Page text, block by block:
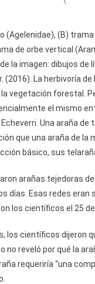
(B)
de orbe vertical
la imagen: dibujos de
(2016). La herbivoría
vegetación forestal.
el mismo
Una araña
que una araña de la
básico, sus
arañas tejedoras
días. Esas redes
los científicos el 25
los científicos
no reveló por qué la
requeriría “una